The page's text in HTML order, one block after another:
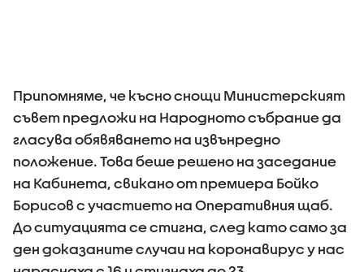
Припомняме, че късно снощи Министерският
съвет предложи на Народното събрание да
гласува обявяването на извънредно
положение. Това беше решено на заседание
на Кабинета, свикано от премиера Бойко
Борисов с участието на Оперативния щаб.
До ситуацията се стигна, след като само за
ден доказаните случаи на коронавирус у нас